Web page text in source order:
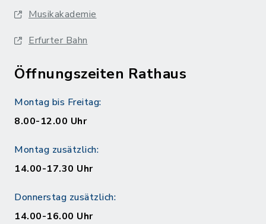
Musikakademie
Erfurter Bahn
Öffnungszeiten Rathaus
Montag bis Freitag:
8.00-12.00 Uhr
Montag zusätzlich:
14.00-17.30 Uhr
Donnerstag zusätzlich:
14.00-16.00 Uhr